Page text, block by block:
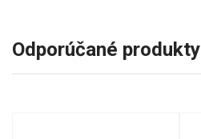
Odporúčané produkty